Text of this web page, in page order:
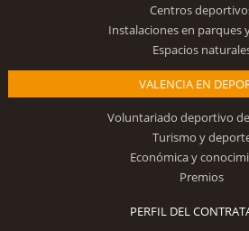
Centros
Instalaciones en parques
Espacios
VALENCIA EN
Voluntariado deportivo
Turismo y
Económica y
Premios
PERFIL DEL